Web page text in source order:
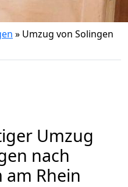
» Umzug von Solingen
Umzug
nach
am Rhein